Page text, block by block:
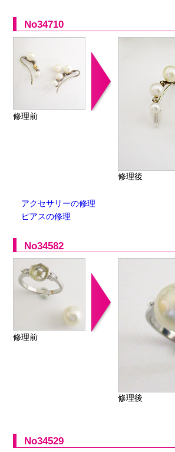
No34710
修理前
修理後
アクセサリーの修理
ピアスの修理
No34582
修理前
修理後
No34529